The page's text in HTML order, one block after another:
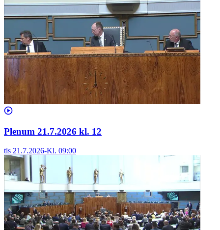
Plenum 21.7.2026 kl. 12
tis 21.7.2026-Kl. 09:00